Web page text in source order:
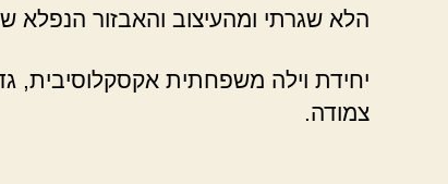
הלא שגרתי ומהעיצוב והאבזור הנפלא
יחידת וילה משפחתית אקסקלוסיבית,
צמודה.